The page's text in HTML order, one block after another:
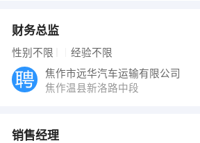
财务总监
性别不限 经验不限
焦作市远华汽车运输有限公司
焦作温县新洛路中段
销售经理